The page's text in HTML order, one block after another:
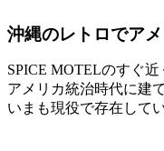
沖縄のレトロでア
SPICE MOTELのすぐ近
アメリカ統治時代に建
いまも現役で存在して